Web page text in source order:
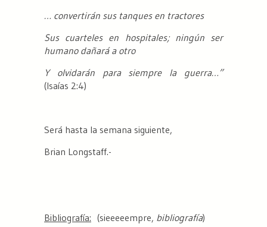
… convertirán sus tanques en tractores
Sus cuarteles en hospitales; ningún ser
humano dañará a otro
Y olvidarán para siempre la guerra…”
(Isaías 2:4)
Será hasta la semana siguiente,
Brian Longstaff.-
Bibliografía: (sieeeeempre, bibliografía)